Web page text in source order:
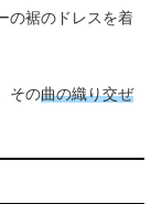
の裾のドレスを着
その曲の織り交ぜ